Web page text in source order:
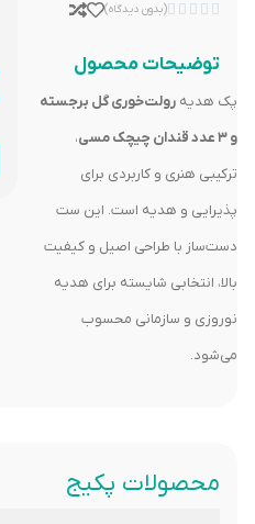




(بدون دیدگاه)
توضیحات محصول
پک هدیه رولت‌خوری گل برجسته
و ۳ عدد قندان چیچک مسی
،
ترکیبی هنری و کاربردی برای
پذیرایی و هدیه است. این ست
دست‌ساز با طراحی اصیل و کیفیت
بالا، انتخابی شایسته برای هدیه
نوروزی و سازمانی محسوب
می‌شود.
محصولات پکیج